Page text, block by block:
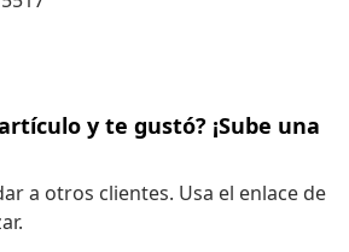
y te gustó? ¡Sube una
a otros clientes. Usa el enlace de